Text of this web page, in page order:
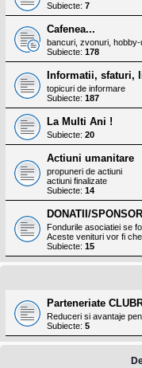
Subiecte: 7
Cafenea...
bancuri, zvonuri, hobby-
Subiecte: 178
Informatii, sfaturi,
topicuri de informare
Subiecte: 187
La Multi Ani !
Subiecte: 20
Actiuni umanitare
propuneri de actiuni
actiuni finalizate
Subiecte: 14
DONATII/
Fondurile asociatiei se
Aceste venituri vor fi
Subiecte: 15
Parteneriate
Reduceri si avantaje
Subiecte: 5